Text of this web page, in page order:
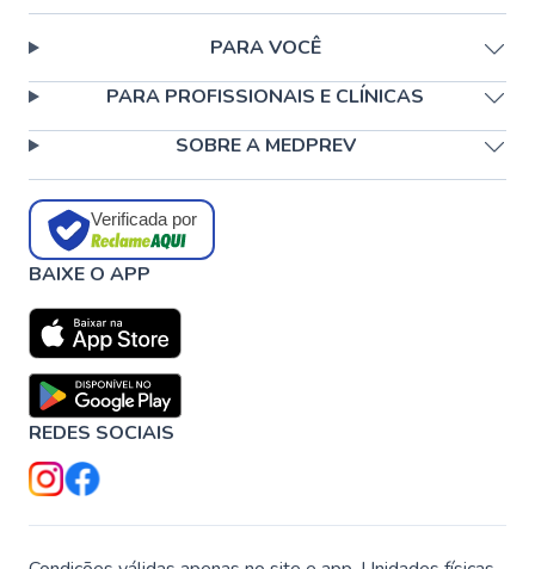
PARA VOCÊ
PARA PROFISSIONAIS E CLÍNICAS
SOBRE A MEDPREV
Verificada por
BAIXE O APP
REDES SOCIAIS